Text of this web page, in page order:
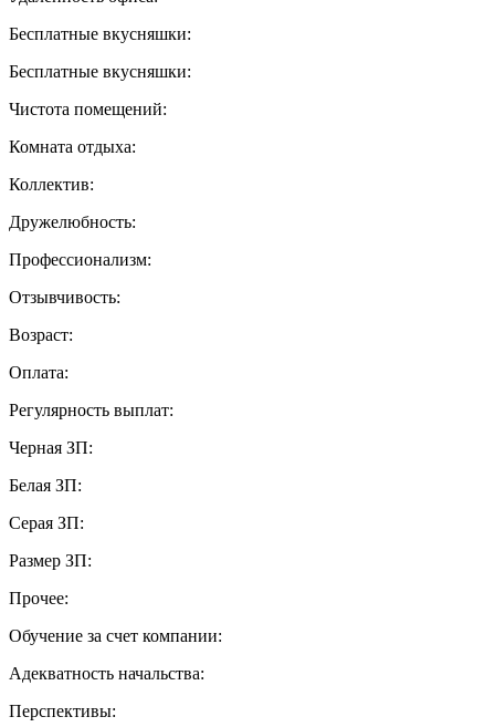
Бесплатные вкусняшки:
Бесплатные вкусняшки:
Чистота помещений:
Комната отдыха:
Коллектив:
Дружелюбность:
Профессионализм:
Отзывчивость:
Возраст:
Оплата:
Регулярность выплат:
Черная ЗП:
Белая ЗП:
Серая ЗП:
Размер ЗП:
Прочее:
Обучение за счет компании:
Адекватность начальства:
Перспективы: